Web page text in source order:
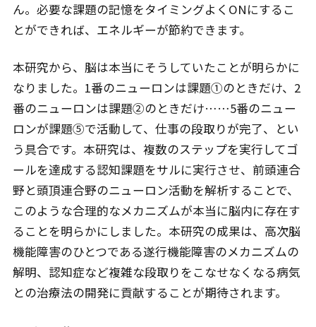
ん。必要な課題の記憶をタイミングよくONにするこ
とができれば、エネルギーが節約できます。
本研究から、脳は本当にそうしていたことが明らかに
なりました。1番のニューロンは課題①のときだけ、2
番のニューロンは課題②のときだけ……5番のニュー
ロンが課題⑤で活動して、仕事の段取りが完了、とい
う具合です。本研究は、複数のステップを実行してゴ
ールを達成する認知課題をサルに実行させ、前頭連合
野と頭頂連合野のニューロン活動を解析することで、
このような合理的なメカニズムが本当に脳内に存在す
ることを明らかにしました。本研究の成果は、高次脳
機能障害のひとつである遂行機能障害のメカニズムの
解明、認知症など複雑な段取りをこなせなくなる病気
との治療法の開発に貢献することが期待されます。